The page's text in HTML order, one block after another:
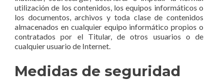
utilización de los contenidos, los equipos informáticos o
los documentos, archivos y toda clase de contenidos
almacenados en cualquier equipo informático propios o
contratados por el Titular, de otros usuarios o de
cualquier usuario de Internet.
Medidas de seguridad